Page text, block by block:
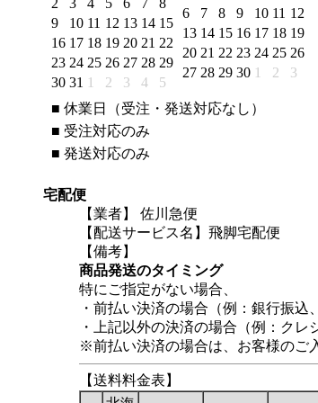
2 3 4 5 6 7
8
9
10 11 12 13 14 15
16 17 18 19 20 21 22
23 24 25 26 27 28 29
30 31 1 2 3 4 5
6
7 8 9 10 11 12
13 14 15 16 17 18 19
20 21 22 23 24 25 26
27 28 29 30 1 2 3
■ 休業日（受注・発送対応なし）
■ 受注対応のみ
■ 発送対応のみ
宅配便
【業者】 佐川急便
【配送サービス名】飛脚宅配便
【備考】
商品発送のタイミング
特にご指定がない場合、
・前払い決済の場合（例：銀行振
・上記以外の決済の場合（例：ク
※前払い決済の場合は、お客様のご
【送料料金表】